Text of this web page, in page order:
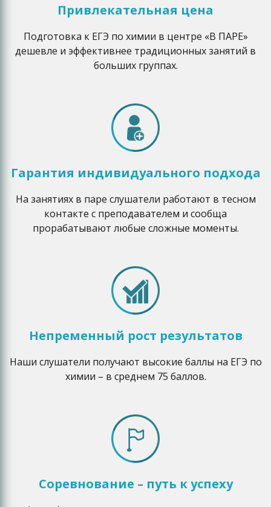
Привлекательная цена
Подготовка к ЕГЭ по химии в центре «В ПАРЕ»
дешевле и эффективнее традиционных занятий в
больших группах.
Гарантия индивидуального подхода
На занятиях в паре слушатели работают в тесном
контакте с преподавателем и сообща
прорабатывают любые сложные моменты.
Непременный рост результатов
Наши слушатели получают высокие баллы на ЕГЭ по
химии – в среднем 75 баллов.
Соревнование – путь к успеху